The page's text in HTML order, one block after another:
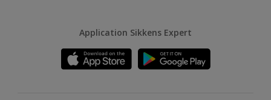
Application Sikkens Expert